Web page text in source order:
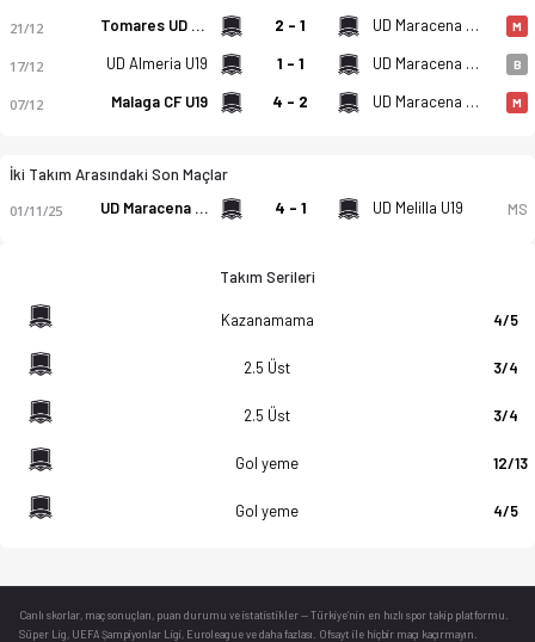
21/12 Tomares UD U19 2 - 1 UD Maracena U19 M
17/12 UD Almeria U19 1 - 1 UD Maracena U19 B
07/12 Malaga CF U19 4 - 2 UD Maracena U19 M
İki Takım Arasındaki Son Maçlar
01/11/25 UD Maracena U19 4 - 1 UD Melilla U19 MS
Takım Serileri
Kazanamama 4/5
2.5 Üst 3/4
2.5 Üst 3/4
Gol yeme 12/13
Gol yeme 4/5
Canlı skorlar , maç sonuçları, puan durumu ve istatistikler — Türkiye’nin en hızlı spor takip platformu.
Süper Lig, UEFA Şampiyonlar Ligi, Euroleague ve daha fazlası. Ofsayt ile hiçbir maçı kaçırmayın.